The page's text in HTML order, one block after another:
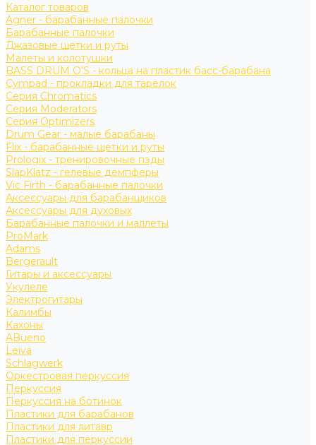
Каталог товаров
Agner - барабанные палочки
Барабанные палочки
Джазовые щетки и руты
Малеты и колотушки
BASS DRUM O’S - кольца на пластик басс-барабана
Cympad - прокладки для тарелок
Серия Chromatics
Серия Moderators
Серия Optimizers
Drum Gear - малые барабаны
Flix - барабанные щетки и руты
Prologix - тренировочные пэды
SlapKlatz - гелевые демпферы
Vic Firth - барабанные палочки
Аксессуары для барабанщиков
Аксессуары для духовых
Барабанные палочки и маллеты
ProMark
Adams
Bergerault
Гитары и аксессуары
Укулеле
Электрогитары
Калимбы
Кахоны
ABueno
Leiva
Schlagwerk
Оркестровая перкуссия
Перкуссия
Перкуссия на ботинок
Пластики для барабанов
Пластики для литавр
Пластики для перкуссии